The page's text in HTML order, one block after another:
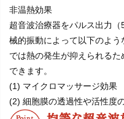
非温熱効果
超音波治療器をパルス出力
械的振動によって以下のよ
では熱の発生が抑えられる
できます。
(1) マイクロマッサージ効果
(2) 細胞膜の透過性や活性度